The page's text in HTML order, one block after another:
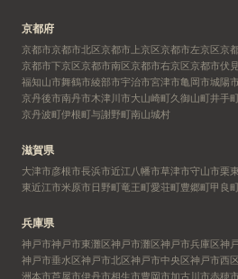
京都府
京都市京都市北区京都市上京区京都市左京区京
京都市下京区京都市南区京都市右京区京都市伏
福知山市舞鶴市綾部市宇治市宮津市亀岡市城陽市
京丹後市南丹市木津川市大山崎町久御山町井手
京丹波町伊根町与謝野町南山城村
滋賀県
大津市彦根市長浜市近江八幡市草津市守山市栗
東近江市米原市日野町竜王町愛荘町豊郷町甲良
兵庫県
神戸市神戸市東灘区神戸市灘区神戸市兵庫区神
神戸市垂水区神戸市北区神戸市中央区神戸市西区
洲本市芦屋市伊丹市相生市豊岡市加古川市赤穂市